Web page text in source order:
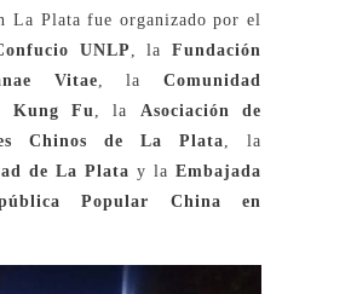
La Plata fue organizado por el
UNLP
, laFundación
Vitae , la Comunidad
Kung Fu , la Asociación de
Chinos de La Plata , la
de La Plata y la Embajada
Popular China en